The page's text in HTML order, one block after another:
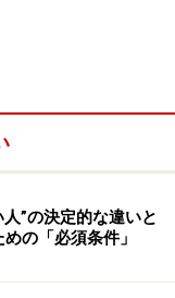
”の決定的な違いと
の「必須条件」